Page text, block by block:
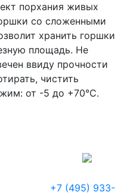
порхания живых
со сложенными
хранить горшки
площадь. Не
ввиду прочности
чистить
от -5 до +70°C.
+7 (495) 933-